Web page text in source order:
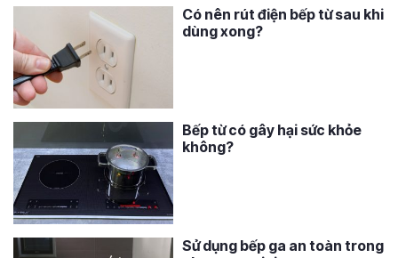
Có nên rút điện bếp từ sau khi
dùng xong?
Bếp từ có gây hại sức khỏe
không?
Sử dụng bếp ga an toàn trong